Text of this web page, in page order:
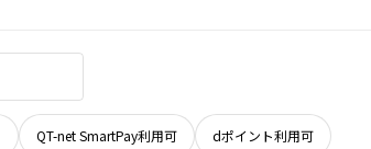
QT-net SmartPay利用可 dポイント利用可